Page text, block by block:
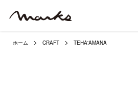
ホーム CRAFT TEHA'AMANA